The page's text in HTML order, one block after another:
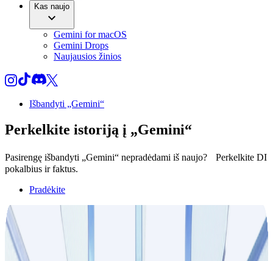
Kas naujo
Gemini for macOS
Gemini Drops
Naujausios žinios
Išbandyti „Gemini“
Perkelkite istoriją į „Gemini“
Pasirengę išbandyti „Gemini“ nepradėdami iš naujo? Perkelkite DI
pokalbius ir faktus.
Pradėkite